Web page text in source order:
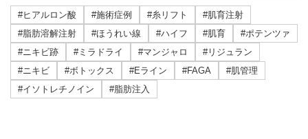
#ヒアルロン酸 #施術症例 #糸リフト
#肌育注射
#脂肪溶解注射
#ほうれい線 #ハイフ #肌育
#ポテンツァ
#ニキビ跡
#ミラドライ #マンジャロ
#リジュラン
#ニキビ
#ボトックス #Eライン #FAGA
#肌管理
#イソトレチノイン
#脂肪注入